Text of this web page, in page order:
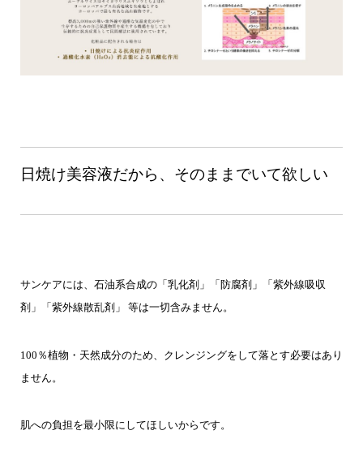
日焼け美容液だから、そのままでいて欲しい
サンケアには、石油系合成の「乳化剤」「防腐剤」「紫外線吸収
剤」「紫外線散乱剤」 等は一切含みません。
100％植物・天然成分のため、クレンジングをして落とす必要はあり
ません。
肌への負担を最小限にしてほしいからです。